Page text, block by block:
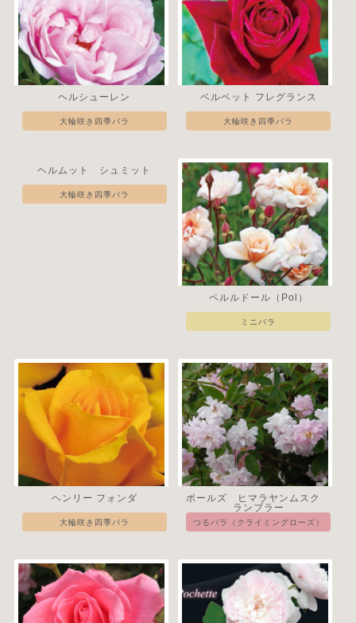
ヘルシューレン
大輪咲き四季バラ
ベルベット フレグランス
大輪咲き四季バラ
ヘルムット シュミット
大輪咲き四季バラ
ペルルドール（Pol）
ミニバラ
ヘンリー フォンダ
大輪咲き四季バラ
ポールズ ヒマラヤンムスク
ランブラー
つるバラ（クライミングローズ）